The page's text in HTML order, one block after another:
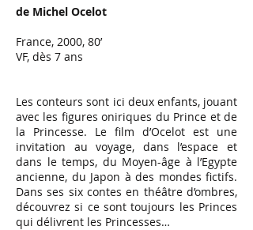
de Michel Ocelot
France, 2000, 80’
VF, dès 7 ans
Les conteurs sont ici deux enfants, jouant
avec les figures oniriques du Prince et de
la Princesse. Le film d’Ocelot est une
invitation au voyage, dans l’espace et
dans le temps, du Moyen-âge à l’Egypte
ancienne, du Japon à des mondes fictifs.
Dans ses six contes en théâtre d’ombres,
découvrez si ce sont toujours les Princes
qui délivrent les Princesses…